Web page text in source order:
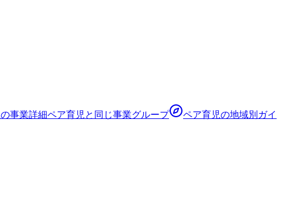
の事業詳細ペア育児 と同じ事業グループ ペア育児の地域別ガイ